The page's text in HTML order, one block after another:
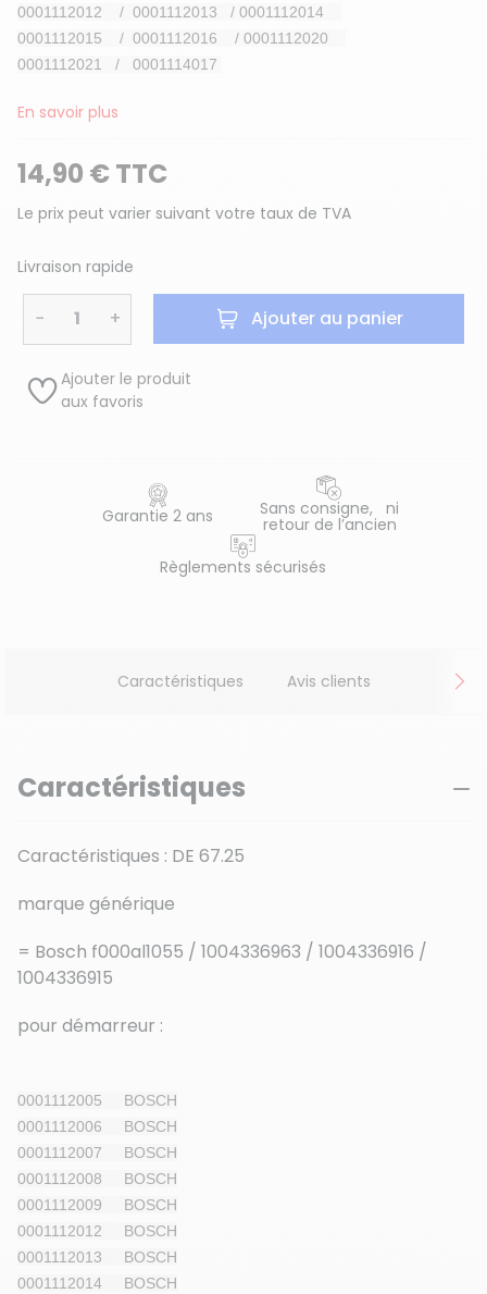
0001112012 / 0001112013 / 0001112014
0001112015 / 0001112016 / 0001112020
0001112021 / 0001114017
En savoir plus
14,90 € TTC
Le prix peut varier suivant votre taux de TVA
Livraison rapide
− + Ajouter au panier
Ajouter le produit
aux favoris
Garantie 2 ans Sans consigne, ni
retour de l’ancien
Règlements sécurisés
Caractéristiques Avis clients
Caractéristiques
Caractéristiques : DE 67.25
marque générique
= Bosch f000al1055 / 1004336963 / 1004336916 /
1004336915
pour démarreur :
0001112005 BOSCH
0001112006 BOSCH
0001112007 BOSCH
0001112008 BOSCH
0001112009 BOSCH
0001112012 BOSCH
0001112013 BOSCH
0001112014 BOSCH